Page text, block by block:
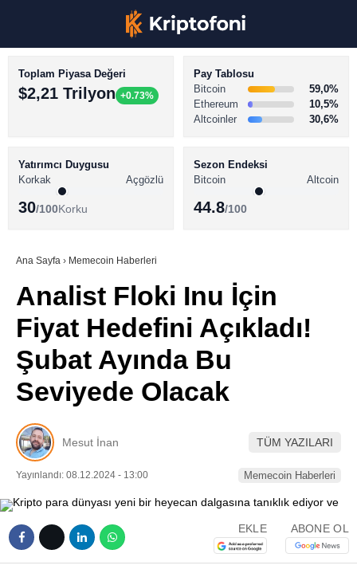
Youtube
TikTok
BİTCOİN HABERLERİ
ALTCOİN HABERLERİ
SÖZLÜK
Toplam Piyasa Değeri
$2,21 Trilyon +0.73%
Pay Tablosu
Bitcoin
59,0%
Ethereum
10,5%
Altcoinler
30,6%
Yatırımcı Duygusu
Korkak
Açgözlü
30/100Korku
Sezon Endeksi
Bitcoin
Altcoin
44.8/100
Ana Sayfa › Memecoin Haberleri
Analist Floki Inu İçin
Fiyat Hedefini Açıkladı!
Şubat Ayında Bu
Seviyede Olacak
Mesut İnan TÜM YAZILARI
Yayınlandı: 08.12.2024 - 13:00 Memecoin Haberleri
EKLE ABONE OL